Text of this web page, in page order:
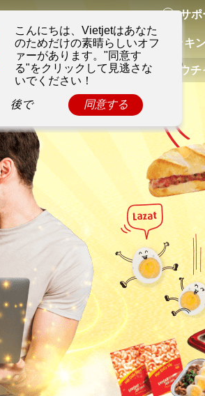
サポ
マイブッキ
る Skyshop ホテル 電子バウチ